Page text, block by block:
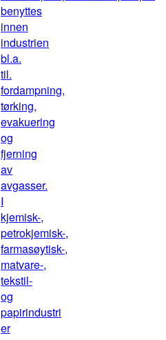
benyttes
innen
industrien
bl.a.
til.
fordampning,
tørking,
evakuering
og
fjerning
av
avgasser.
I
kjemisk-,
petrokjemisk-,
farmasøytisk-,
matvare-,
tekstil-
og
papirindustri
er